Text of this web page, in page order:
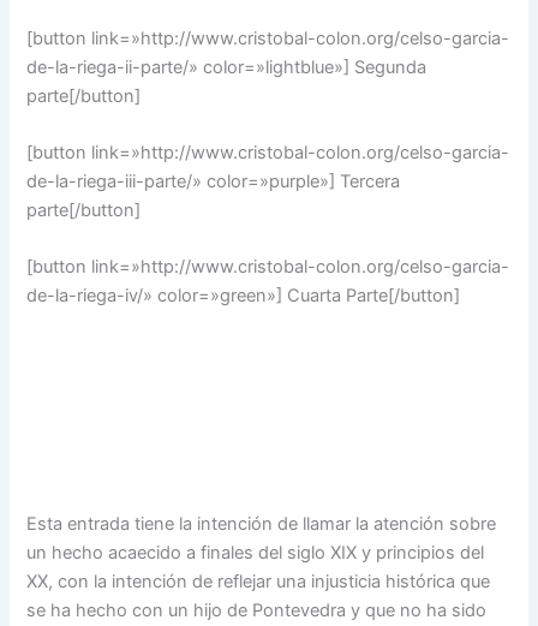
[button link=»http://www.cristobal-colon.org/celso-garcia-
de-la-riega-ii-parte/» color=»lightblue»] Segunda
parte[/button]
[button link=»http://www.cristobal-colon.org/celso-garcia-
de-la-riega-iii-parte/» color=»purple»] Tercera
parte[/button]
[button link=»http://www.cristobal-colon.org/celso-garcia-
de-la-riega-iv/» color=»green»] Cuarta Parte[/button]
Esta entrada tiene la intención de llamar la atención sobre
un hecho acaecido a finales del siglo XIX y principios del
XX, con la intención de reflejar una injusticia histórica que
se ha hecho con un hijo de Pontevedra y que no ha sido